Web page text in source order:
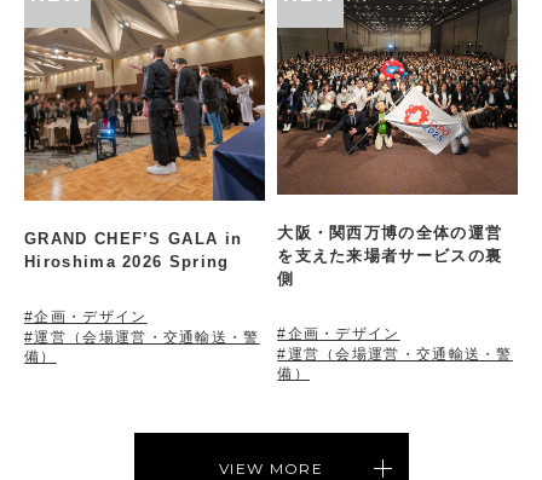
GRAND CHEF’S GALA in
Hiroshima 2026 Spring
#企画・デザイン
#運営（会場運営・交通輸送・警
備）
大阪・関西万博の全体の運営
を支えた来場者サービスの裏
側
#企画・デザイン
#運営（会場運営・交通輸送・警
備）
VIEW MORE